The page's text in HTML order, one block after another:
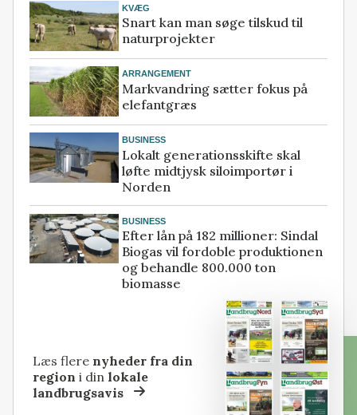
KVÆG
Snart kan man søge tilskud til
naturprojekter
ARRANGEMENT
Markvandring sætter fokus på
elefantgræs
BUSINESS
Lokalt generationsskifte skal
løfte midtjysk siloimportør i
Norden
BUSINESS
Efter lån på 182 millioner: Sindal
Biogas vil fordoble produktionen
og behandle 800.000 ton
biomasse
Læs flere nyheder fra din
region i dinlokale
landbrugsavis